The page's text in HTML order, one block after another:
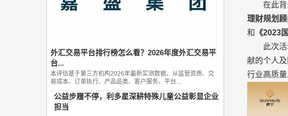
外汇交易平台排行榜怎么看？2026年度外汇交易平
台...
本评估基于第三方机构2026年最新实测数据，从监管资质、交
易成本、订单执行、产品品类、客户服务、平台...
公益步履不停，利多星深耕特殊儿童公益彰显企业
担当
在此背
理财规划顾
和 《2023
此次
献的个人
行业高质量